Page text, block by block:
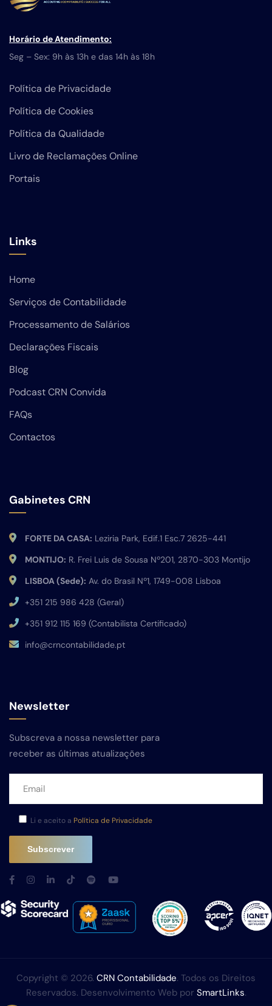
Horário de Atendimento:
Seg – Sex: 9h às 13h e das 14h às 18h
Política de Privacidade
Política de Cookies
Política da Qualidade
Livro de Reclamações Online
Portais
Links
Home
Serviços de Contabilidade
Processamento de Salários
Declarações Fiscais
Blog
Podcast CRN Convida
FAQs
Contactos
Gabinetes CRN
FORTE DA CASA: Leziria Park, Edif.1 Esc.7 2625-441
MONTIJO: R. Frei Luis de Sousa Nº201, 2870-303 Montijo
LISBOA (Sede): Av. do Brasil Nº1, 1749-008 Lisboa
+351 215 986 428 (Geral)
+351 912 115 169 (Contabilista Certificado)
info@crncontabilidade.pt
Newsletter
Subscreva a nossa newsletter para
receber as últimas atualizações
Li e aceito a Política de Privacidade
Copyright © 2026. CRN Contabilidade. Todos os Direitos
Reservados. Desenvolvimento Web por SmartLinks.